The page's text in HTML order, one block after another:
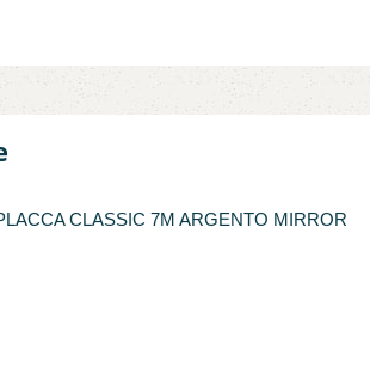
CLASSIC 7M ARGENTO MIRROR